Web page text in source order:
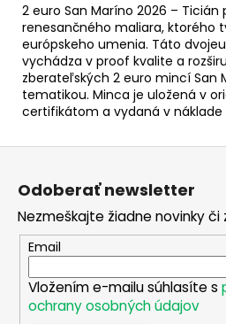
2 euro San Maríno 2026 –
renesančného maliara, ktorého
európskeho umenia. Táto
vychádza v proof kvalite a
zberateľských 2 euro mincí San
tematikou. Minca je uložená v
certifikátom a vydaná v náklade
e
2
EURO
SLOVENSKO
2026
TRENČÍN
MEDAILOU)
€20
Z
Odoberať newsletter
Nezmeškajte žiadne novinky či
Email
Vložením e-mailu súhlasíte s
ochrany osobných údajov